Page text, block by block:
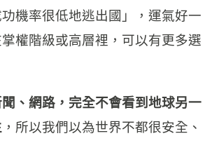
機率很低地逃出國」，運氣好一
權階級或高層裡，可以有更多選
聞、網路，完全不會看到地球另一
，所以我們以為世界不都很安全、